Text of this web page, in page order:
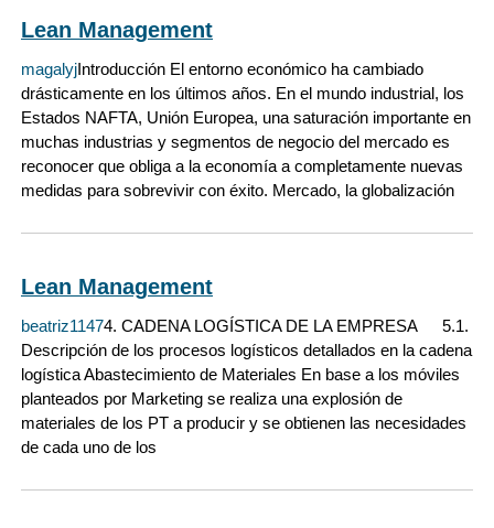
Lean Management
magalyjIntroducción El entorno económico ha cambiado
drásticamente en los últimos años. En el mundo industrial, los
Estados NAFTA, Unión Europea, una saturación importante en
muchas industrias y segmentos de negocio del mercado es
reconocer que obliga a la economía a completamente nuevas
medidas para sobrevivir con éxito. Mercado, la globalización
Lean Management
beatriz11474. CADENA LOGÍSTICA DE LA EMPRESA 5.1.
Descripción de los procesos logísticos detallados en la cadena
logística Abastecimiento de Materiales En base a los móviles
planteados por Marketing se realiza una explosión de
materiales de los PT a producir y se obtienen las necesidades
de cada uno de los